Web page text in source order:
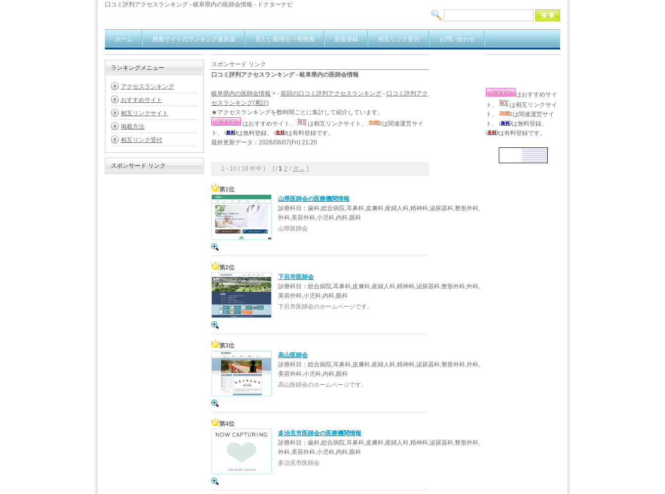
口コミ評判アクセスランキング - 岐阜県内の医師会情報 - ドクターナビ
ホーム 検索サイトのランキング最新版 見たい動画を一発検索 新規登録 相互リンク受付 お問い合わせ
スポンサード リンク
口コミ評判アクセスランキング - 岐阜県内の医師会情報
岐阜県内の医師会情報 > - 前回の口コミ評判アクセスランキング - 口コミ評判アク
セスランキング(累計)
★アクセスランキングを数時間ごとに集計して紹介しています。
はおすすめサイト、
は相互リンクサイト、
は関連運営サイ
ト、
は無料登録、
は有料登録です。
最終更新データ：2026/08/07(Fri) 21:20
1 - 10 ( 18 件中 ) [ / 1 2 / 次→ ]
第1位
山県医師会の医療機関情報
診療科目：歯科,総合病院,耳鼻科,皮膚科,産婦人科,精神科,泌尿器科,整形外科,
外科,美容外科,小児科,内科,眼科
山県医師会
第2位
下呂市医師会
診療科目：総合病院,耳鼻科,皮膚科,産婦人科,精神科,泌尿器科,整形外科,外科,
美容外科,小児科,内科,眼科
下呂市医師会のホームページです。
第3位
高山医師会
診療科目：総合病院,耳鼻科,皮膚科,産婦人科,精神科,泌尿器科,整形外科,外科,
美容外科,小児科,内科,眼科
高山医師会のホームページです。
第4位
多治見市医師会の医療機関情報
診療科目：歯科,総合病院,耳鼻科,皮膚科,産婦人科,精神科,泌尿器科,整形外科,
外科,美容外科,小児科,内科,眼科
多治見市医師会
ランキングメニュー
アクセスランキング
おすすめサイト
相互リンクサイト
掲載方法
相互リンク受付
スポンサード リンク
はおすすめサイ
ト、
は相互リンクサイ
ト、
は関連運営サイ
ト、
は無料登録、
は有料登録です。